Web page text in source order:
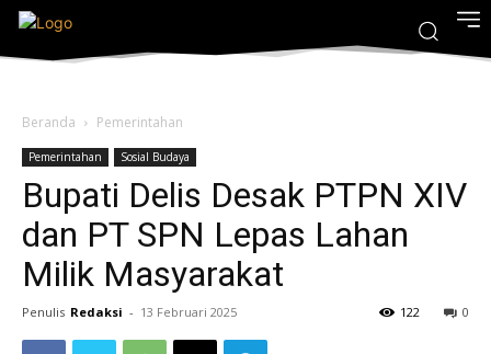
Beranda Pemerintahan
Pemerintahan Sosial Budaya
Bupati Delis Desak PTPN XIV
dan PT SPN Lepas Lahan
Milik Masyarakat
Penulis Redaksi - 13 Februari 2025 0
122